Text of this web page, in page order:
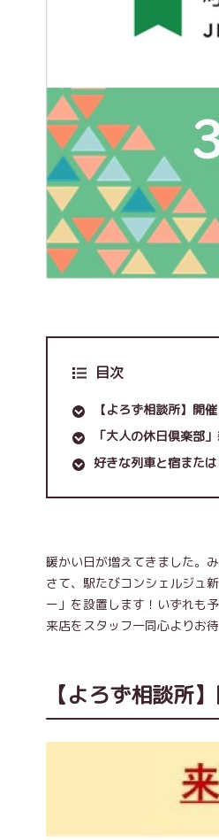
目次
【よろず相談所】開催
「大人の休日倶楽部
好きな列車と宿また
暖かい日が増えてきました。
さて、駅たびコンシェルジュ
ー」を設置します！いずれも
来店をスタッフ一同心よりお
【よろず相談所